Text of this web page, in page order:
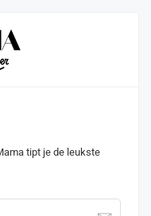
tipt je de leukste